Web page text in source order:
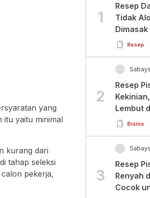
yang
itu yaitu minimal
kurang dari
tahap seleksi
pekerja,
1
Resep
Tidak
Resep
2
Resep
Lembut
Bisnis
3
Resep
Renyah
Cocok